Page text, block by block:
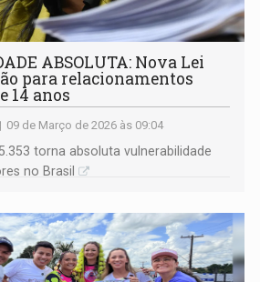
ABSOLUTA: Nova Lei
para relacionamentos
14 anos
09 de Março de 2026 às 09:04
torna absoluta vulnerabilidade
no Brasil